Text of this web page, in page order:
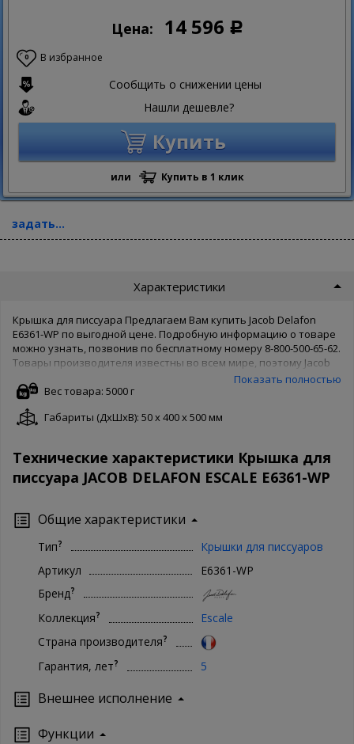
Цена: 14 596 Р
0 В избранное
Сообщить о снижении цены
Нашли дешевле?
Купить
или Купить в 1 клик
задать...
Характеристики
Крышка для писсуара Предлагаем Вам купить Jacob Delafon
E6361-WP по выгодной цене. Подробную информацию о товаре
можно узнать, позвонив по бесплатному номеру 8-800-500-65-62.
Товары производителя известны во всем мире, поэтому Jacob
Delafon беспокоятся о качестве товара и защищают его своей
гарантией. Чтобы купить Jacob Delafon E6361-WP в нашем
интернет магазине, Вам достаточно оформить заказ онлайн на
сайте. Доступны как полная форма оформления, так и заказ в 1
Показать полностью
Вес товара: 5000 г
Габариты (ДxШxВ): 50 x 400 x 500 мм
Технические характеристики Крышка для
писсуара JACOB DELAFON ESCALE E6361-WP
Общие характеристики
Тип?
Крышки для писсуаров
Артикул
E6361-WP
Бренд?
Коллекция?
Escale
Страна производителя?
Гарантия, лет? 5
Внешнее исполнение
Функции